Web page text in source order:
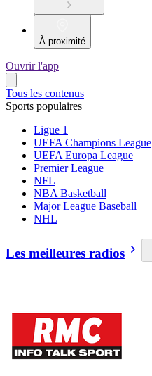
À proximité
Ouvrir l'app
Tous les contenus
Sports populaires
Ligue 1
UEFA Champions League
UEFA Europa League
Premier League
NFL
NBA Basketball
Major League Baseball
NHL
Les meilleures radios